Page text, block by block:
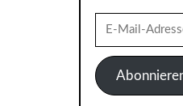
Mail-
Adresse